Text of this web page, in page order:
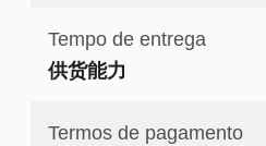
Tempo de entrega
供货能力
Termos de pagamento